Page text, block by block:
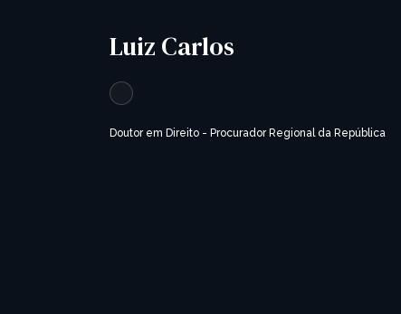
Luiz Carlos
Doutor em Direito - Procurador Regional da República